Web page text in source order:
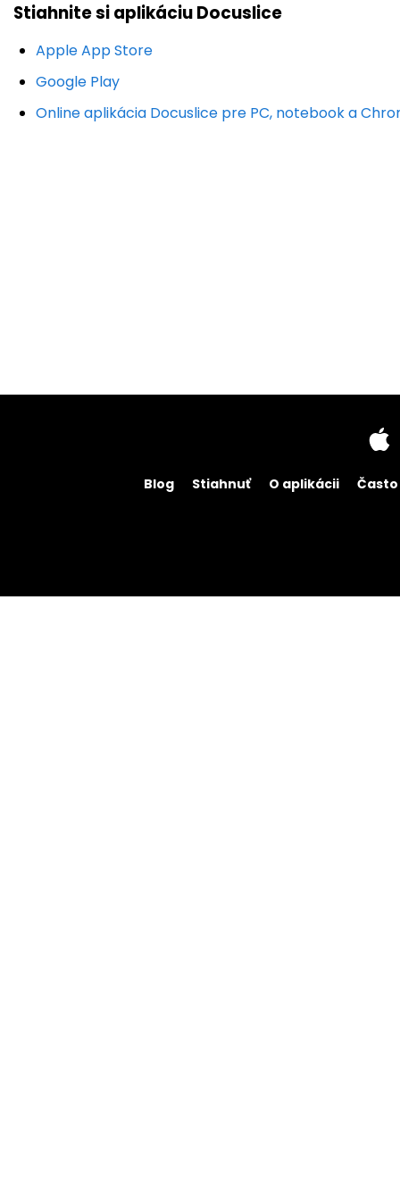
Stiahnite si aplikáciu Docuslice
Apple App Store
Google Play
Online aplikácia Docuslice pre PC, notebook a
Blog Stiahnuť O aplikácii